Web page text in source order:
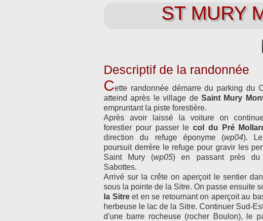
ST MURY
Descriptif de la randonnée
Cette randonnée démarre du parking du
atteind après le village de Saint Mury
empruntant la piste forestière.
Après avoir laissé la voiture on
forestier pour passer lecol du Pré
direction du refuge éponyme (wp04).
poursuit derrère le refuge pour gravir les
Saint Mury (wp05) en passant près du
Sabottes.
Arrivé sur la crête on aperçoit le sentier
sous la pointe de la Sitre. On passe ensuite
la Sitreet en se retournant on aperçoit au
herbeuse le lac de la Sitre. Continuer Sud-
d'une barre rocheuse (rocher Boulon), le